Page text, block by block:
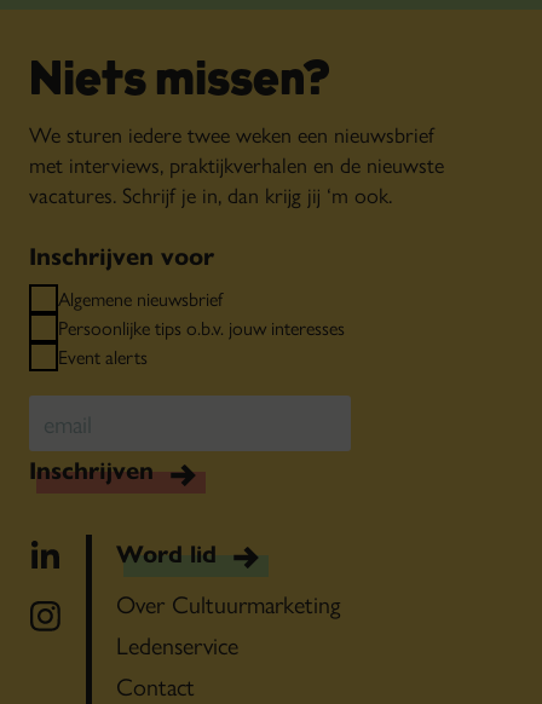
Niets missen?
We sturen iedere twee weken een nieuwsbrief
met interviews, praktijkverhalen en de nieuwste
vacatures. Schrijf je in, dan krijg jij ‘m ook.
Inschrijven voor
Algemene nieuwsbrief
Persoonlijke tips o.b.v. jouw interesses
Event alerts
Inschrijven
Word lid
Over Cultuurmarketing
Ledenservice
Contact